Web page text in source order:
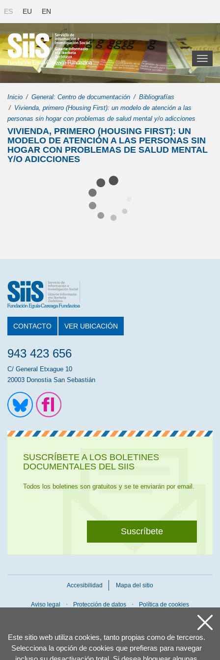
Este sitio web utiliza cookies, tanto propias como de terceros.
Selecciona la opción de cookies que prefieras para navegar
ES EU EN
Toggle
Inicio General: Centro de documentación
Bibliografías
Vivienda, primero (Housing First): un modelo de atención a las
personas sin hogar con problemas de salud mental y/o adicciones
VIVIENDA, PRIMERO (HOUSING FIRST): UN
MODELO DE ATENCIÓN A LAS PERSONAS SIN
HOGAR CON PROBLEMAS DE SALUD MENTAL
Y/O ADICCIONES
CONTACTO VER UBICACIÓN
943 423 656
C/ General Etxague 10
20003 Donostia San Sebastián
SUSCRÍBETE A LOS BOLETINES
DOCUMENTALES DEL SIIS
Todos los boletines son gratuitos y se te enviarán por email.
Suscríbete
Accesibilidad Mapa del sitio
Aviso legal Protección de datos Política de cookies